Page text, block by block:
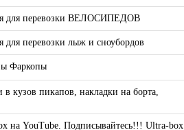
для перевозки ВЕЛОСИПЕДОВ
для перевозки лыж и сноубордов
Фаркопы
кузов пикапов, накладки на борта,
Ultra-box